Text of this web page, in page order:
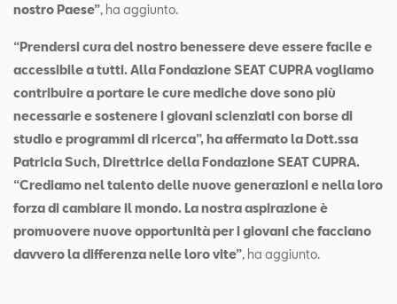
nostro Paese”, ha aggiunto.
“Prendersi cura del nostro benessere deve essere facile e
accessibile a tutti. Alla Fondazione SEAT CUPRA vogliamo
contribuire a portare le cure mediche dove sono più
necessarie e sostenere i giovani scienziati con borse di
studio e programmi di ricerca”, ha affermato la Dott.ssa
Patricia Such, Direttrice della Fondazione SEAT CUPRA.
“Crediamo nel talento delle nuove generazioni e nella loro
forza di cambiare il mondo. La nostra aspirazione è
promuovere nuove opportunità per i giovani che facciano
davvero la differenza nelle loro vite”, ha aggiunto.